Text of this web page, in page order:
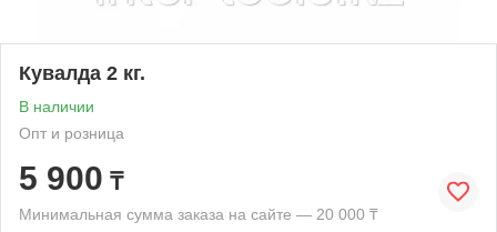
Кувалда 2 кг.
В наличии
Опт и розница
5 900 ₸
Минимальная сумма заказа на сайте — 20 000 ₸